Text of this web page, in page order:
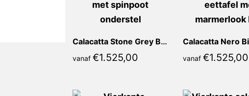
Calacatta Stone Grey Bianca Vierkant
vanaf €1.525,00 vanaf €1.525,00